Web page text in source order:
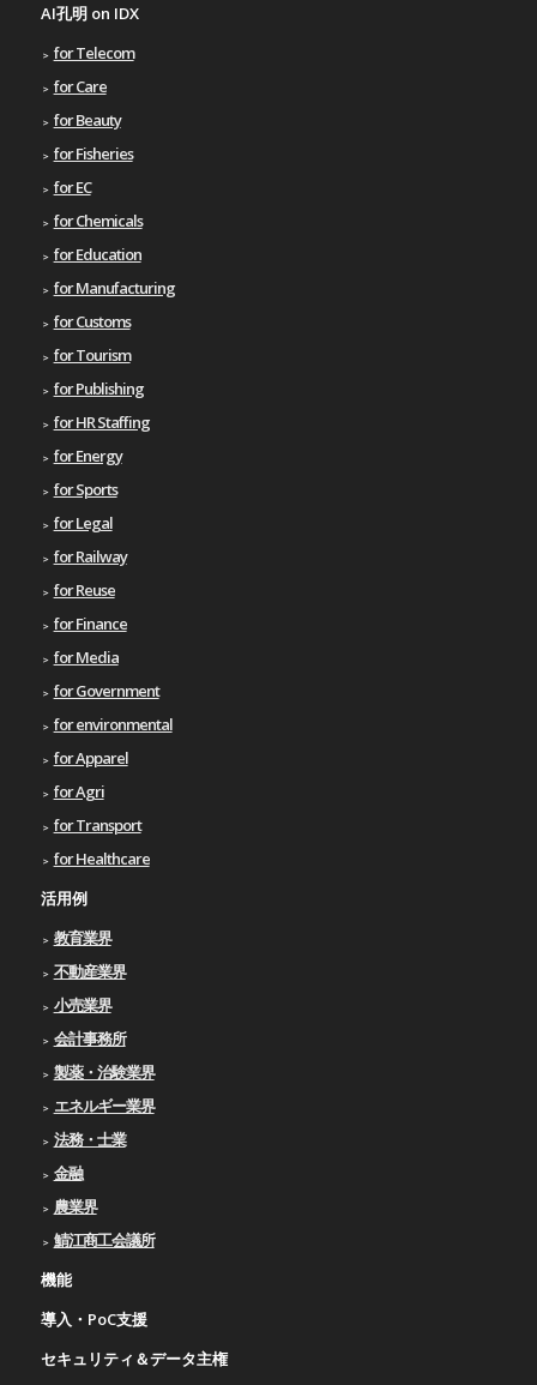
AI孔明 on IDX
for Telecom
for Care
for Beauty
for Fisheries
for EC
for Chemicals
for Education
for Manufacturing
for Customs
for Tourism
for Publishing
for HR Staffing
for Energy
for Sports
for Legal
for Railway
for Reuse
for Finance
for Media
for Government
for environmental
for Apparel
for Agri
for Transport
for Healthcare
活用例
教育業界
不動産業界
小売業界
会計事務所
製薬・治験業界
エネルギー業界
法務・士業
金融
農業界
鯖江商工会議所
機能
導入・PoC支援
セキュリティ＆データ主権